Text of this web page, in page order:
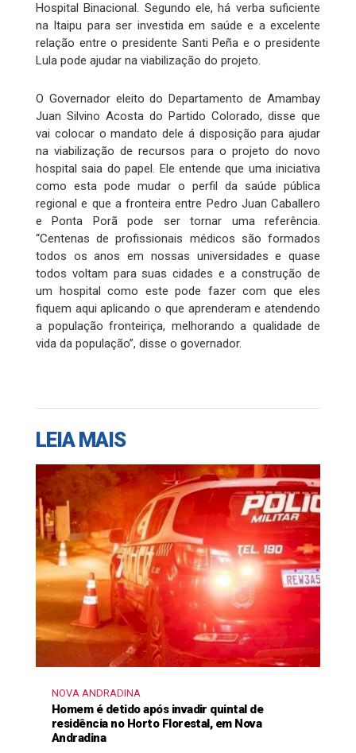
Hospital Binacional. Segundo ele, há verba suficiente
na Itaipu para ser investida em saúde e a excelente
relação entre o presidente Santi Peña e o presidente
Lula pode ajudar na viabilização do projeto.
O Governador eleito do Departamento de Amambay
Juan Silvino Acosta do Partido Colorado, disse que
vai colocar o mandato dele á disposição para ajudar
na viabilização de recursos para o projeto do novo
hospital saia do papel. Ele entende que uma iniciativa
como esta pode mudar o perfil da saúde pública
regional e que a fronteira entre Pedro Juan Caballero
e Ponta Porã pode ser tornar uma referência.
“Centenas de profissionais médicos são formados
todos os anos em nossas universidades e quase
todos voltam para suas cidades e a construção de
um hospital como este pode fazer com que eles
fiquem aqui aplicando o que aprenderam e atendendo
a população fronteiriça, melhorando a qualidade de
vida da população”, disse o governador.
LEIA MAIS
NOVA ANDRADINA
Homem é detido após invadir quintal de
residência no Horto Florestal, em Nova
Andradina